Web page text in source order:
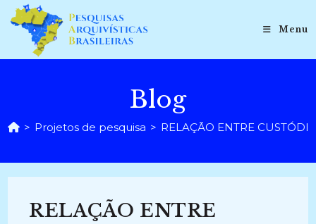
para
conteúdo
Menu
Blog
> Projetos de pesquisa > RELAÇÃO ENTRE
RELAÇÃO ENTRE